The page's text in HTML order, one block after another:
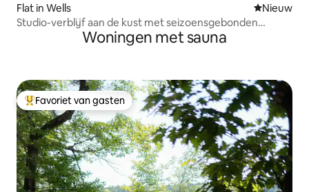
Flat in Wells Nieuwe
Nieuw
Studio-verblijf aan de kust met seizoensgebonden
toegang tot het zwembadWoningen met sauna
Topfavoriet van gasten
Favoriet van gasten